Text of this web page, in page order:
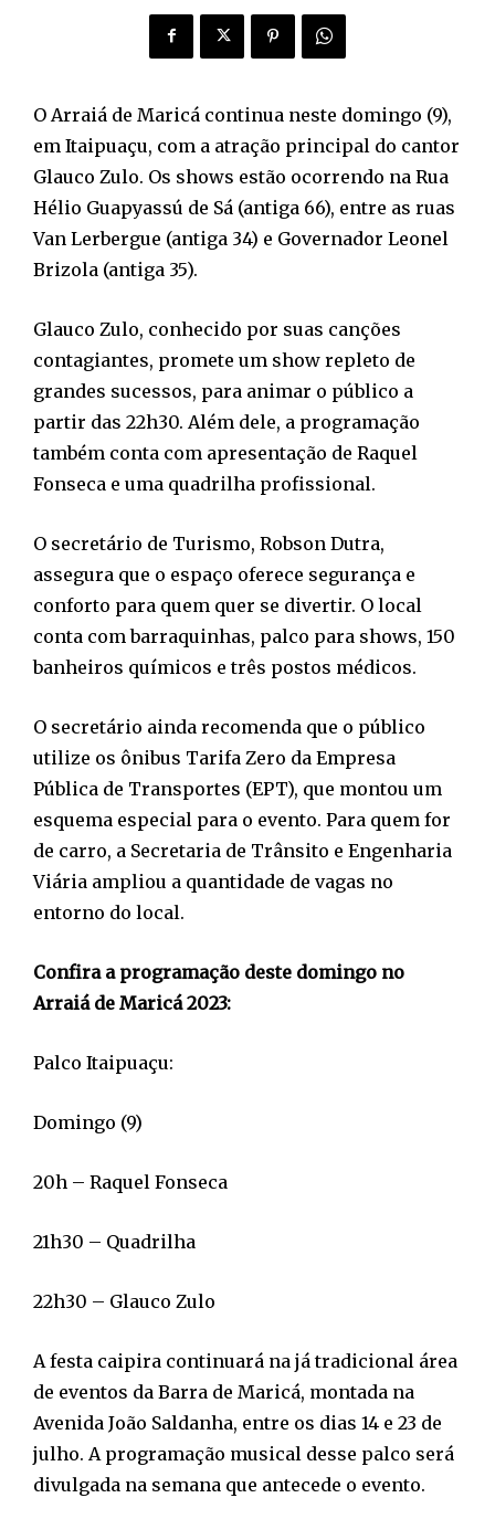
O Arraiá de Maricá continua neste domingo (9),
em Itaipuaçu, com a atração principal do cantor
Glauco Zulo. Os shows estão ocorrendo na Rua
Hélio Guapyassú de Sá (antiga 66), entre as ruas
Van Lerbergue (antiga 34) e Governador Leonel
Brizola (antiga 35).
Glauco Zulo, conhecido por suas canções
contagiantes, promete um show repleto de
grandes sucessos, para animar o público a
partir das 22h30. Além dele, a programação
também conta com apresentação de Raquel
Fonseca e uma quadrilha profissional.
O secretário de Turismo, Robson Dutra,
assegura que o espaço oferece segurança e
conforto para quem quer se divertir. O local
conta com barraquinhas, palco para shows, 150
banheiros químicos e três postos médicos.
O secretário ainda recomenda que o público
utilize os ônibus Tarifa Zero da Empresa
Pública de Transportes (EPT), que montou um
esquema especial para o evento. Para quem for
de carro, a Secretaria de Trânsito e Engenharia
Viária ampliou a quantidade de vagas no
entorno do local.
Confira a programação deste domingo no
Arraiá de Maricá 2023:
Palco Itaipuaçu:
Domingo (9)
20h – Raquel Fonseca
21h30 – Quadrilha
22h30 – Glauco Zulo
A festa caipira continuará na já tradicional área
de eventos da Barra de Maricá, montada na
Avenida João Saldanha, entre os dias 14 e 23 de
julho. A programação musical desse palco será
divulgada na semana que antecede o evento.